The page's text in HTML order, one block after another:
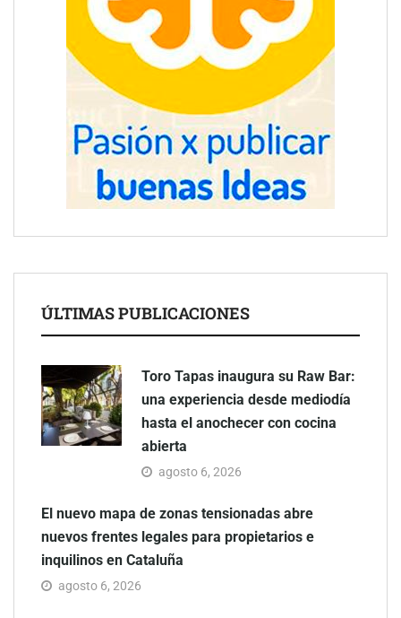
ÚLTIMAS PUBLICACIONES
Toro Tapas inaugura su Raw Bar:
una experiencia desde mediodía
hasta el anochecer con cocina
abierta
agosto 6, 2026
El nuevo mapa de zonas tensionadas abre
nuevos frentes legales para propietarios e
inquilinos en Cataluña
agosto 6, 2026